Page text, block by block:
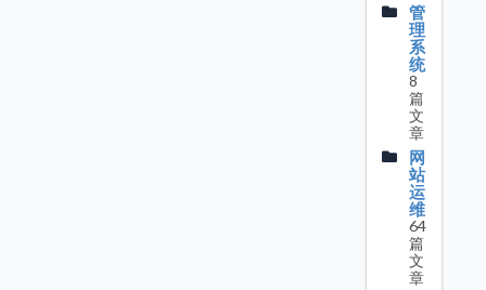
管
理
系
统
8
篇
文
章
网
站
运
维
64
篇
文
章